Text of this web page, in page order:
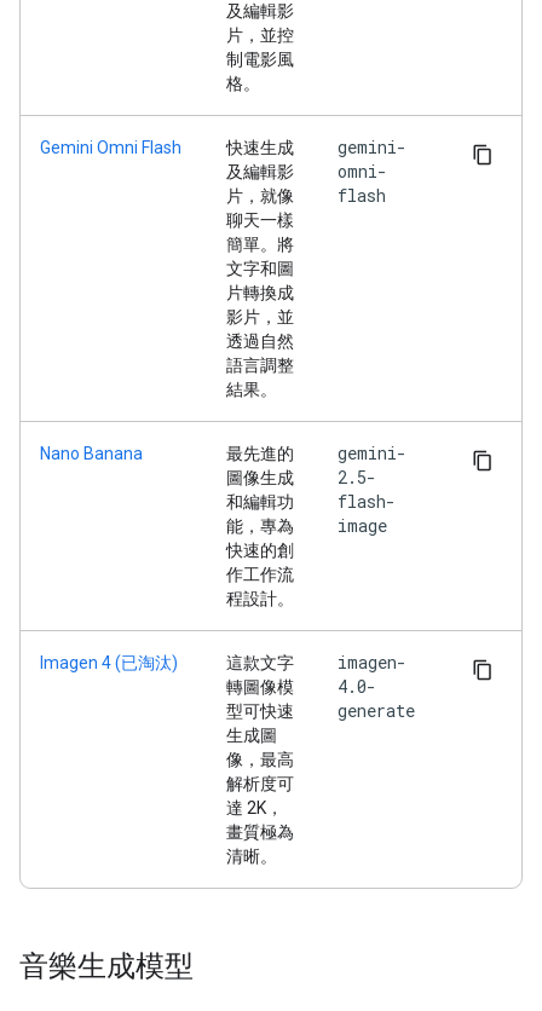
及編輯影
片，並控
制電影風
格。
Gemini Omni Flash
快速生成
及編輯影
片，就像
聊天一樣
簡單。將
文字和圖
片轉換成
影片，並
透過自然
語言調整
結果。
gemini-
omni-
flash
Nano Banana
最先進的
圖像生成
和編輯功
能，專為
快速的創
作工作流
程設計。
gemini-
2.5-
flash-
image
Imagen 4 (已淘汰)
這款文字
轉圖像模
型可快速
生成圖
像，最高
解析度可
達 2K，
畫質極為
清晰。
imagen-
4.0-
generate
音樂生成模型